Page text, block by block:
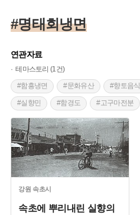
#미군주둔 #범전동
#명태회냉면
연관자료
테마스토리 (1건)
#함흥냉면
#문화유산 #향토음식
#실향민 #함경도 #고구마전분
#1·4후퇴 #명태회
강원 속초시
속초에 뿌리내린 실향의